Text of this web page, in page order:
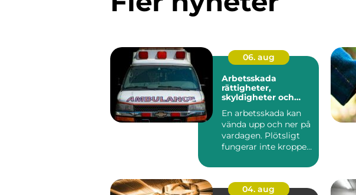
06. aug
Arbetsskada
rättigheter,
skyldigheter och
En arbetsskada kan
vända upp och ner på
vardagen. Plötsligt
fungerar inte kroppen
04. aug